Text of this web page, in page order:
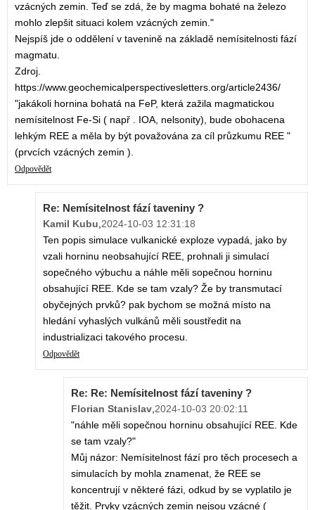
vzácných zemin. Teď se zdá, že by magma bohaté na železo
mohlo zlepšit situaci kolem vzácných zemin."
Nejspíš jde o oddělení v tavenině na základě nemísitelnosti fází
magmatu.
Zdroj.
https://www.geochemicalperspectivesletters.org/article2436/
"jakákoli hornina bohatá na FeP, která zažila magmatickou
nemísitelnost Fe-Si ( např . IOA, nelsonity), bude obohacena
lehkým REE a měla by být považována za cíl průzkumu REE "
(prvcích vzácných zemin ).
Odpovědět
Re: Nemísitelnost fází taveniny ?
Kamil Kubu 2024-10-03 12:31:18
Ten popis simulace vulkanické exploze vypadá, jako by
vzali horninu neobsahující REE, prohnali ji simulací
sopečného výbuchu a náhle měli sopečnou horninu
obsahující REE. Kde se tam vzaly? Že by transmutací
obyčejných prvků? pak bychom se možná místo na
hledání vyhaslých vulkánů měli soustředit na
industrializaci takového procesu.
Odpovědět
Re: Re: Nemísitelnost fází taveniny ?
Florian Stanislav 2024-10-03 20:02:11
"náhle měli sopečnou horninu obsahující REE. Kde
se tam vzaly?"
Můj názor: Nemísitelnost fází pro těch procesech a
simulacích by mohla znamenat, že REE se
koncentrují v některé fázi, odkud by se vyplatilo je
těžit. Prvky vzácných zemin nejsou vzácné (